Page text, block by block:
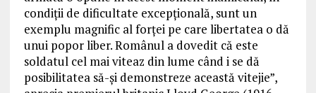
condiții de dificultate excepțională, sunt un
exemplu magnific al forței pe care libertatea o dă
unui popor liber. Românul a dovedit că este
soldatul cel mai viteaz din lume când i se dă
posibilitatea să-și demonstreze această vitejie”,